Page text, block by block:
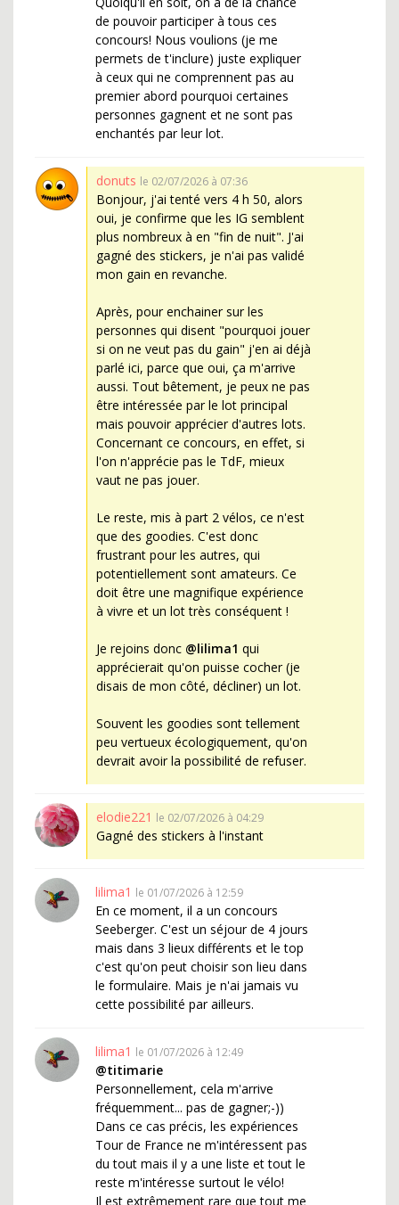
de pouvoir participer à tous ces
concours! Nous voulions (je me
permets de t'inclure) juste expliquer
à ceux qui ne comprennent pas au
premier abord pourquoi certaines
personnes gagnent et ne sont pas
enchantés par leur lot.
donuts le 02/07/2026 à 07:36
Bonjour, j'ai tenté vers 4 h 50, alors
oui, je confirme que les IG semblent
plus nombreux à en "fin de nuit". J'ai
gagné des stickers, je n'ai pas validé
mon gain en revanche.
Après, pour enchainer sur les
personnes qui disent "pourquoi jouer
si on ne veut pas du gain" j'en ai déjà
parlé ici, parce que oui, ça m'arrive
aussi. Tout bêtement, je peux ne pas
être intéressée par le lot principal
mais pouvoir apprécier d'autres lots.
Concernant ce concours, en effet, si
l'on n'apprécie pas le TdF, mieux
vaut ne pas jouer.
Le reste, mis à part 2 vélos, ce n'est
que des goodies. C'est donc
frustrant pour les autres, qui
potentiellement sont amateurs. Ce
doit être une magnifique expérience
à vivre et un lot très conséquent !
Je rejoins donc @lilima1 qui
apprécierait qu'on puisse cocher (je
disais de mon côté, décliner) un lot.
Souvent les goodies sont tellement
peu vertueux écologiquement, qu'on
devrait avoir la possibilité de refuser.
elodie221 le 02/07/2026 à 04:29
Gagné des stickers à l'instant
lilima1 le 01/07/2026 à 12:59
En ce moment, il a un concours
Seeberger. C'est un séjour de 4 jours
mais dans 3 lieux différents et le top
c'est qu'on peut choisir son lieu dans
le formulaire. Mais je n'ai jamais vu
cette possibilité par ailleurs.
lilima1 le 01/07/2026 à 12:49
@titimarie
Personnellement, cela m'arrive
fréquemment... pas de gagner;-))
Dans ce cas précis, les expériences
Tour de France ne m'intéressent pas
du tout mais il y a une liste et tout le
reste m'intéresse surtout le vélo!
Il est extrêmement rare que tout me